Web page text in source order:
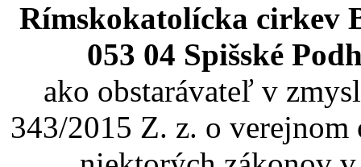
Rímskokatolícka cirkev
053 04 Spišské
ako obstarávateľ v
343/2015 Z. z. o verejnom